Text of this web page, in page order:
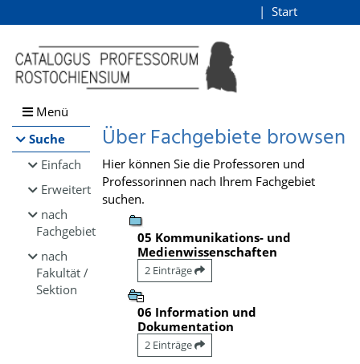
Browsen
direkt zum Inhalt
Start
Menü
Suche
Einfach
Erweitert
nach
Fachgebiet
nach
Fakultät /
Sektion
Über Fachgebiete browsen
Hier können Sie die Professoren und
Professorinnen nach Ihrem Fachgebiet
suchen.
05 Kommunikations- und
Medienwissenschaften
2 Einträge
06 Information und
Dokumentation
2 Einträge